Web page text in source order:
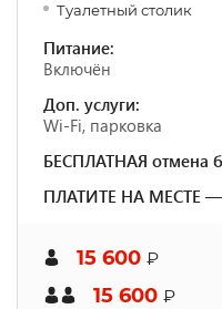
Туалетный столик
Питание:
Включён
Доп. услуги:
Wi-Fi, парковка
БЕСПЛАТНАЯ отмена
ПЛАТИТЕ НА МЕСТЕ —
15 600 ₽
15 600 ₽